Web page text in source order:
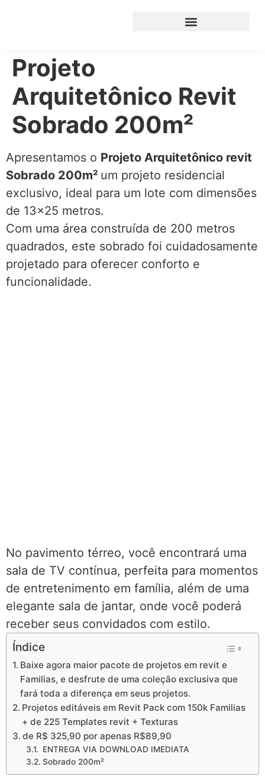
Projeto
Arquitetônico Revit
Sobrado 200m²
Apresentamos o Projeto Arquitetônico revit
Sobrado 200m² um projeto residencial
exclusivo, ideal para um lote com dimensões
de 13×25 metros.
Com uma área construída de 200 metros
quadrados, este sobrado foi cuidadosamente
projetado para oferecer conforto e
funcionalidade.
No pavimento térreo, você encontrará uma
sala de TV contínua, perfeita para momentos
de entretenimento em família, além de uma
elegante sala de jantar, onde você poderá
receber seus convidados com estilo.
Índice
Baixe agora maior pacote de projetos em revit e
Familias, e desfrute de uma coleção exclusiva que
fará toda a diferença em seus projetos.
Projetos editáveis em Revit Pack com 150k Familias
+ de 225 Templates revit + Texturas
de R$ 325,90 por apenas R$89,90
ENTREGA VIA DOWNLOAD IMEDIATA
Sobrado 200m²